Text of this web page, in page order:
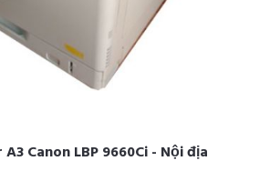
Canon LBP 9660Ci - Nội địa